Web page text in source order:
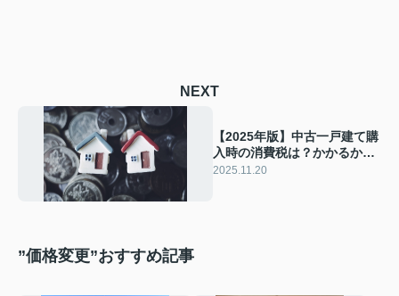
NEXT
【2025年版】中古一戸建て購
入時の消費税は？かかるかど
うかの見分け方について解説
2025.11.20
”価格変更”おすすめ記事